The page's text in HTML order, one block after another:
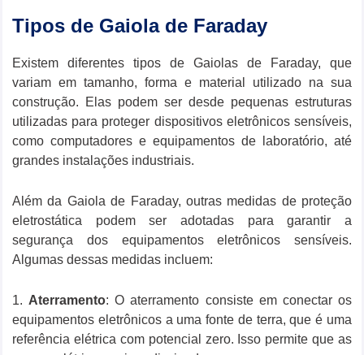
Tipos de Gaiola de Faraday
Existem diferentes tipos de Gaiolas de Faraday, que
variam em tamanho, forma e material utilizado na sua
construção. Elas podem ser desde pequenas estruturas
utilizadas para proteger dispositivos eletrônicos sensíveis,
como computadores e equipamentos de laboratório, até
grandes instalações industriais.
Além da Gaiola de Faraday, outras medidas de proteção
eletrostática podem ser adotadas para garantir a
segurança dos equipamentos eletrônicos sensíveis.
Algumas dessas medidas incluem:
1. Aterramento: O aterramento consiste em conectar os
equipamentos eletrônicos a uma fonte de terra, que é uma
referência elétrica com potencial zero. Isso permite que as